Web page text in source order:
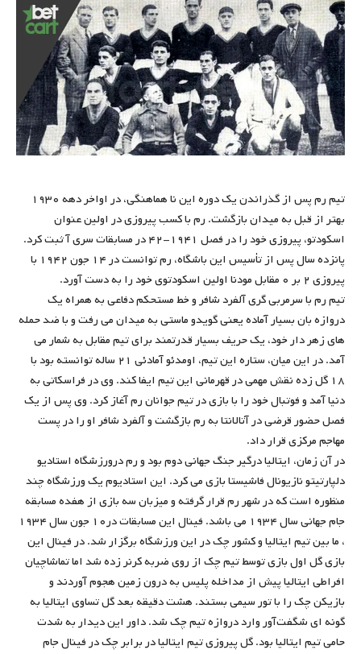
تیم رم پس از گذراندن یک دوره این نا هماهنگی، در اواخر دهه ۱۹۳۰
بهتر از قبل به میدان بازگشت. رم با کسب پیروزی در اولین عنوان
اسکودتو، پیروزی خود را در فصل ۱۹۴۱-۴۲ در مسابقات سری آ ثبت کرد.
پانزده سال پس از تأسیس این باشگاه، رم توانست در ۱۴ جون ۱۹۴۲ با
پیروزی ۲ بر ۰ مقابل مودنا اولین اسکودتوی خود را به دست آورد.
تیم رم با سرمربی گری آلفرد شافر و خط مستحکم دفاعی به همراه یک
دروازه ‌بان بسیار آماده یعنی گویدو ماستی به میدان می رفت و با ضد حمله‌
های زهر دار خود، یک حریف بسیار قدرتمند برای تیم مقابل به شمار می
‌آمد. در این میان، ستاره این تیم، اومدئو آمادئی ۲۱ ساله توانسته بود با
۱۸ گل زده نقش مهمی در قهرمانی این تیم ایفا کند. وی در فراسکاتی به
دنیا آمد و فوتبال خود را با بازی در تیم جوانان رم آغاز کرد. وی پس از یک
فصل حضور قرضی در آتالانتا به رم بازگشت و آلفرد شافر او را در پست
مهاجم مرکزی قرار داد.
در آن زمان، ایتالیا درگیر جنگ جهانی دوم بود و رم درورزشگاه استادیو
دلپارتیتو نازیونال فاشیستا بازی می کرد. این استادیوم یک ورزشگاه چند
منظوره است که در شهر رم قرار گرفته و میزبان سه بازی از هفده مسابقه
جام جهانی سال ۱۹۳۴ می باشد. فینال این مسابقات در۱۰ جون سال ۱۹۳۴
، ما بین تیم ایتالیا و کشور چک در این ورزشگاه برگزار شد. در فینال این
بازی گل اول بازی توسط تیم چک از روی ضربه کرنر زده شد اما تماشاچیان
افراطی ایتالیا پیش از مداخله پلیس به درون زمین هجوم آوردند و
بازیکن چک را با تور سیمی بستند. هشت دقیقه بعد گل تساوی ایتالیا به
گونه‌ ای شگفت‌آور وارد دروازه تیم چک شد. داور این دیدار به شدت
حامی تیم ایتالیا بود. گل پیروزی تیم ایتالیا در برابر چک در فینال جام